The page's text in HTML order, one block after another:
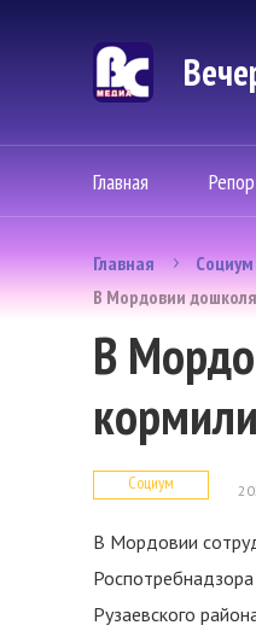
Главная
Главная
Социум
В Мордовии
В
Социум
В Мордовии
Рузаевского